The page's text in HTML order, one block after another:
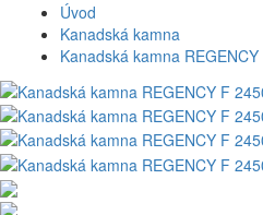
Úvod
Kanadská kamna
Kanadská kamna